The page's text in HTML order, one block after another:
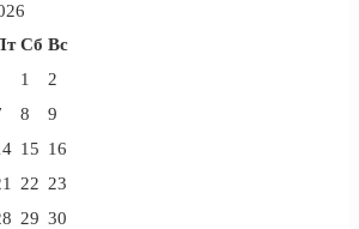
Сб Вс
1
2
8
9
15 16
22 23
29 30